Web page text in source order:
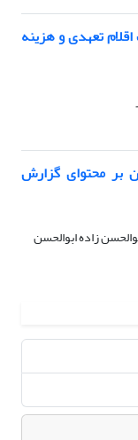
تعهدی و هزینه
بر محتوای گزارش
زاده ابوالحسن